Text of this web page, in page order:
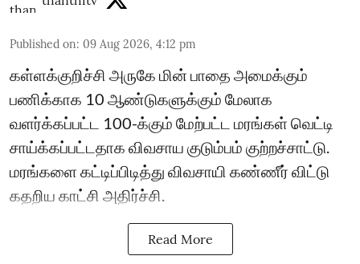
Published on: 09 Aug 2026, 4:12 pm
கள்ளக்குறிச்சி அருகே மின் பாதை அமைக்கும்
பணிக்காக 10 ஆண்டுகளுக்கும் மேலாக
வளர்க்கப்பட்ட 100-க்கும் மேற்பட்ட மரங்கள் வெட்டி
சாய்க்கப்பட்டதாக விவசாய குடும்பம் குற்றச்சாட்டு.
மரங்களை கட்டிப்பிடித்து விவசாயி கண்ணீர் விட்டு
கதறிய காட்சி அதிர்ச்சி.
Read More